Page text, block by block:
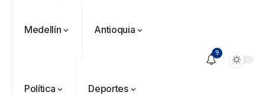
Medellín Antioquia
Política Deportes
9